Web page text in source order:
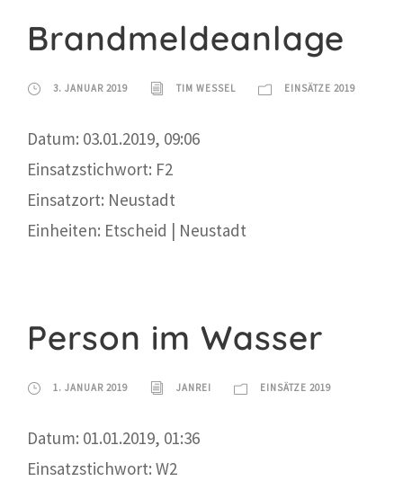
Brandmeldeanlage
3. JANUAR 2019 TIM WESSEL EINSÄTZE 2019
Datum: 03.01.2019, 09:06
Einsatzstichwort: F2
Einsatzort: Neustadt
Einheiten: Etscheid | Neustadt
Person im Wasser
1. JANUAR 2019 JANREI EINSÄTZE 2019
Datum: 01.01.2019, 01:36
Einsatzstichwort: W2